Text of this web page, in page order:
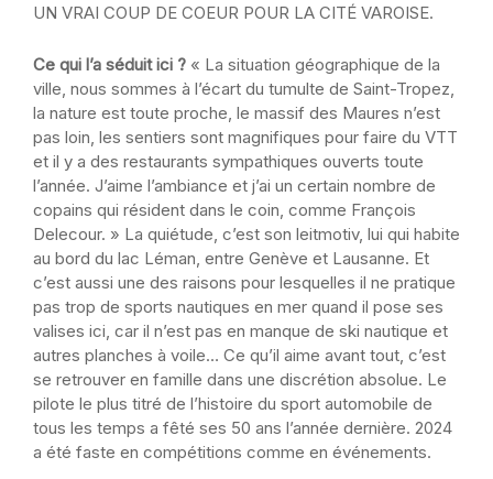
UN VRAI COUP DE COEUR POUR LA CITÉ VAROISE.
Ce qui l’a séduit ici ? « La situation géographique de la
ville, nous sommes à l’écart du tumulte de Saint-Tropez,
la nature est toute proche, le massif des Maures n’est
pas loin, les sentiers sont magnifiques pour faire du VTT
et il y a des restaurants sympathiques ouverts toute
l’année. J’aime l’ambiance et j’ai un certain nombre de
copains qui résident dans le coin, comme François
Delecour. » La quiétude, c’est son leitmotiv, lui qui habite
au bord du lac Léman, entre Genève et Lausanne. Et
c’est aussi une des raisons pour lesquelles il ne pratique
pas trop de sports nautiques en mer quand il pose ses
valises ici, car il n’est pas en manque de ski nautique et
autres planches à voile… Ce qu’il aime avant tout, c’est
se retrouver en famille dans une discrétion absolue. Le
pilote le plus titré de l’histoire du sport automobile de
tous les temps a fêté ses 50 ans l’année dernière. 2024
a été faste en compétitions comme en événements.